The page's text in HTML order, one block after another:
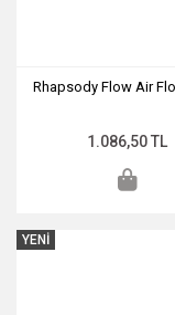
Rhapsody Flow Air
1.086,50 TL
YENİ